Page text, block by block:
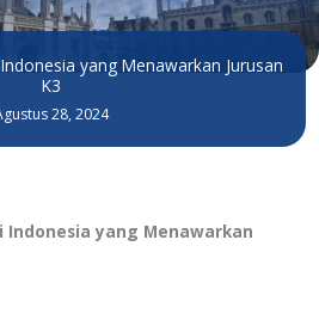
yang Menawarkan Jurusan
K3
28, 2024
yang Menawarkan